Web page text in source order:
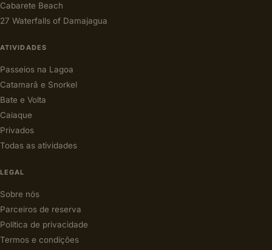
Cabarete Beach
27 Waterfalls of Damajagua
ATIVIDADES
Passeios na Lagoa
Catamarã e Snorkel
Bate e Volta
Caiaque
Privados
Todas as atividades
LEGAL
Sobre nós
Parceiros de reserva
Política de privacidade
Termos e condições